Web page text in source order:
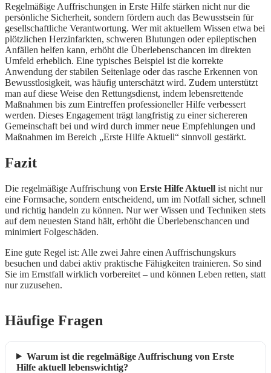
Regelmäßige Auffrischungen in Erste Hilfe stärken nicht nur die
persönliche Sicherheit, sondern fördern auch das Bewusstsein für
gesellschaftliche Verantwortung. Wer mit aktuellem Wissen etwa bei
plötzlichen Herzinfarkten, schweren Blutungen oder epileptischen
Anfällen helfen kann, erhöht die Überlebenschancen im direkten
Umfeld erheblich. Eine typisches Beispiel ist die korrekte
Anwendung der stabilen Seitenlage oder das rasche Erkennen von
Bewusstlosigkeit, was häufig unterschätzt wird. Zudem unterstützt
man auf diese Weise den Rettungsdienst, indem lebensrettende
Maßnahmen bis zum Eintreffen professioneller Hilfe verbessert
werden. Dieses Engagement trägt langfristig zu einer sichereren
Gemeinschaft bei und wird durch immer neue Empfehlungen und
Maßnahmen im Bereich „Erste Hilfe Aktuell“ sinnvoll gestärkt.
Fazit
Die regelmäßige Auffrischung von Erste Hilfe Aktuell ist nicht nur
eine Formsache, sondern entscheidend, um im Notfall sicher, schnell
und richtig handeln zu können. Nur wer Wissen und Techniken stets
auf dem neuesten Stand hält, erhöht die Überlebenschancen und
minimiert Folgeschäden.
Eine gute Regel ist: Alle zwei Jahre einen Auffrischungskurs
besuchen und dabei aktiv praktische Fähigkeiten trainieren. So sind
Sie im Ernstfall wirklich vorbereitet – und können Leben retten, statt
nur zuzusehen.
Häufige Fragen
Warum ist die regelmäßige Auffrischung von Erste
Hilfe aktuell lebenswichtig?